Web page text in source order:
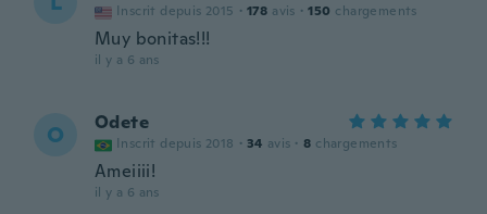
Inscrit depuis 2015 · 178 avis · 150 chargements
Muy bonitas!!!
il y a 6 ans
O Odete
Inscrit depuis 2018 · 34 avis · 8 chargements
Ameiiii!
il y a 6 ans